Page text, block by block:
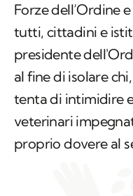
Forze dell’Ordine
tutti, cittadini e
presidente
al fine di isolare
tenta di intimidire
veterinari
proprio dovere al